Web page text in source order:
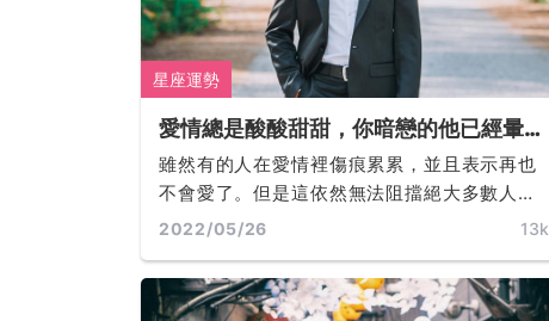
星座運勢
愛情總是酸酸甜甜，你暗戀的他已經暈船
了嗎？為你大揭秘！12星座男為愛淪陷
時會怎樣？
雖然有的人在愛情裡傷痕累累，並且表示再也
不會愛了。但是這依然無法阻擋絕大多數人對
愛情的嚮往，一旦生命中出現那個很美好的
意為對方做出改變。而這就是愛情的魅力，誰
也無法阻擋... ...
2022/05/26 13k